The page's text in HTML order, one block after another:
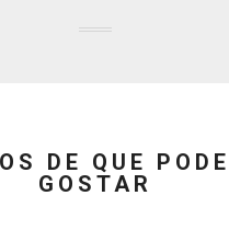
DE QUE
GOSTAR